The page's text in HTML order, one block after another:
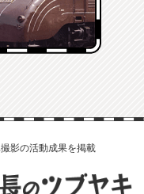
影の活動成果を掲載